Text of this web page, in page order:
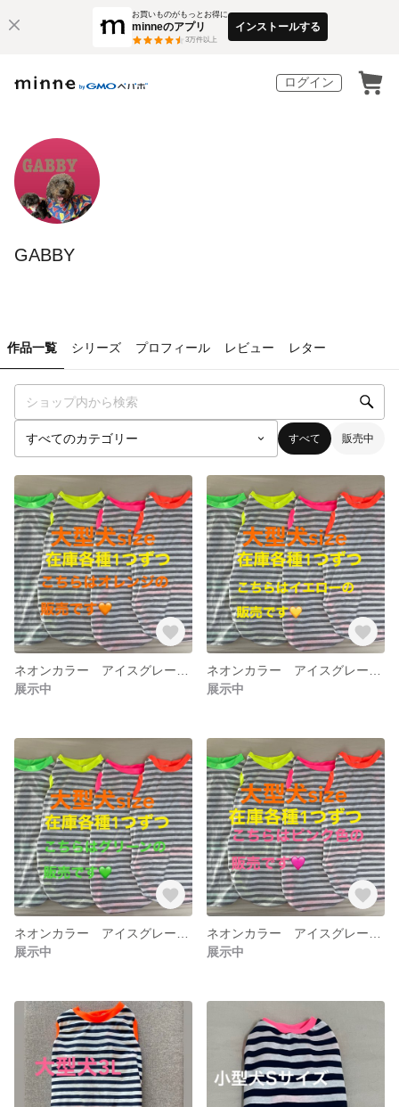
お買いものがもっとお得に
minneのアプリ
3万件以上
インストールする
ログイン
GABBY
作品一覧 シリーズ プロフィール レビュー レター
すべて 販売中
展示中
展示中
展示中
展示中